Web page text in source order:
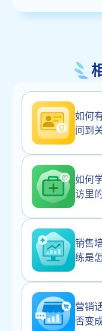
如何
问到
如何
访里
销售
练是
营销
否变